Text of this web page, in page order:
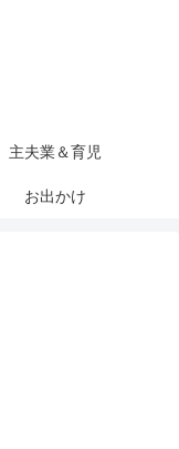
主夫業＆育児
お出かけ